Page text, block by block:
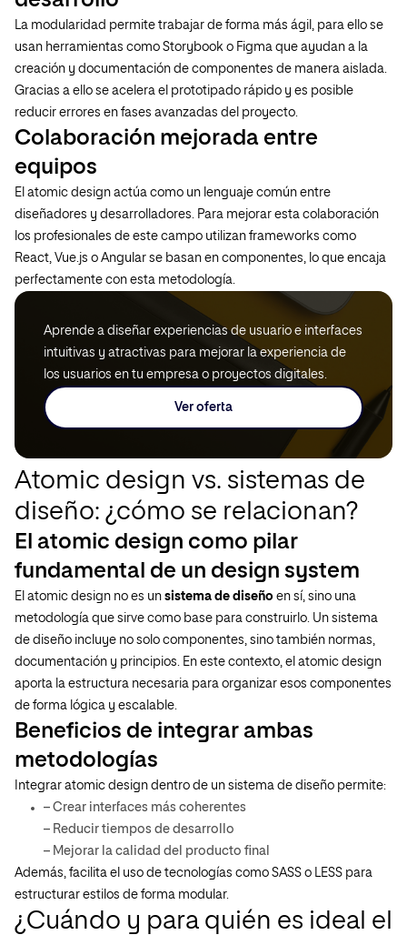
La modularidad permite trabajar de forma más ágil, para ello se
usan herramientas como Storybook o Figma que ayudan a la
creación y documentación de componentes de manera aislada.
Gracias a ello se acelera el prototipado rápido y es posible
reducir errores en fases avanzadas del proyecto.
Colaboración mejorada entre
equipos
El atomic design actúa como un lenguaje común entre
diseñadores y desarrolladores. Para mejorar esta colaboración
los profesionales de este campo utilizan frameworks como
React, Vue.js o Angular se basan en componentes, lo que encaja
perfectamente con esta metodología.
Aprende a diseñar experiencias de usuario e interfaces
intuitivas y atractivas para mejorar la experiencia de
los usuarios en tu empresa o proyectos digitales.
Ver oferta
Atomic design vs. sistemas de
diseño: ¿cómo se relacionan?
El atomic design como pilar
fundamental de un design system
El atomic design no es un sistema de diseño en sí, sino una
metodología que sirve como base para construirlo. Un sistema
de diseño incluye no solo componentes, sino también normas,
documentación y principios. En este contexto, el atomic design
aporta la estructura necesaria para organizar esos componentes
de forma lógica y escalable.
Beneficios de integrar ambas
metodologías
Integrar atomic design dentro de un sistema de diseño permite:
– Crear interfaces más coherentes
– Reducir tiempos de desarrollo
– Mejorar la calidad del producto final
Además, facilita el uso de tecnologías como SASS o LESS para
estructurar estilos de forma modular.
¿Cuándo y para quién es ideal el